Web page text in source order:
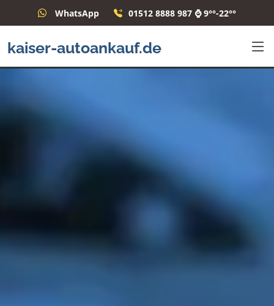
WhatsApp 01512 8888 987 ⌚ 9°°-22°°
kaiser-autoankauf.de